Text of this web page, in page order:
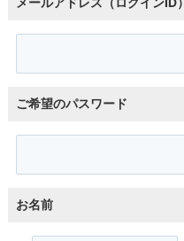
ご希望のパスワード
お名前